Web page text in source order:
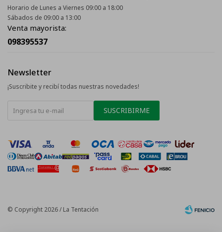
Horario de Lunes a Viernes 09:00 a 18:00
Sábados de 09:00 a 13:00
Venta mayorista:
098395537
Newsletter
¡Suscribite y recibí todas nuestras novedades!
SUSCRIBIRME
© Copyright 2026 / La Tentación